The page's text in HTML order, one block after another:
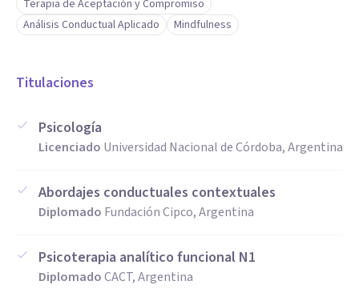
Terapia de Aceptación y Compromiso
Análisis Conductual Aplicado
Mindfulness
Titulaciones
Psicología
Licenciado Universidad Nacional de Córdoba, Argentina
Abordajes conductuales contextuales
Diplomado Fundación Cipco, Argentina
Psicoterapia analítico funcional N1
DiplomadoCACT, Argentina